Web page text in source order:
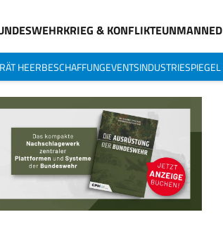
KRIEG & KONFLIKTEUNMANNED
HEERBESCHAFFUNGEVENTSINDUSTRIESPIEGEL